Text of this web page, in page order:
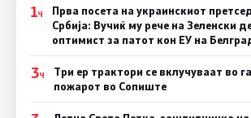
1Ч
Прва посета на украинскиот
Србија: Вучиќ му рече на Зеленски
оптимист за патот кон ЕУ на
3Ч
Три ер трактори се вклучуваат во
пожарот во Сопиште